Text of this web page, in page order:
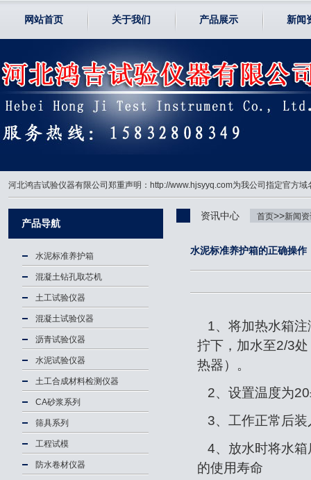
网站首页 关于我们 产品展示 新闻
河北鸿吉试验仪器有限公司郑重声明：http://www.hjsyyq.com为我公司指定官方
产品导航
水泥标准养护箱
混凝土钻孔取芯机
土工试验仪器
混凝土试验仪器
沥青试验仪器
水泥试验仪器
土工合成材料检测仪器
CA砂浆系列
筛具系列
工程试模
防水卷材仪器
资讯中心 首页>>新闻资
水泥标准养护箱的正确操作
1、将加热水箱注
拧下，加水至2/3
热器）。
2、设置温度为
3、工作正常后
4、放水时将水箱
的使用寿命